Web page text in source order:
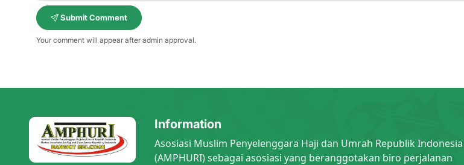
Submit Comment
Your comment will appear after admin approval.
Information
Asosiasi Muslim Penyelenggara Haji dan Umrah Republik Indonesia
(AMPHURI) sebagai asosiasi yang beranggotakan biro perjalanan